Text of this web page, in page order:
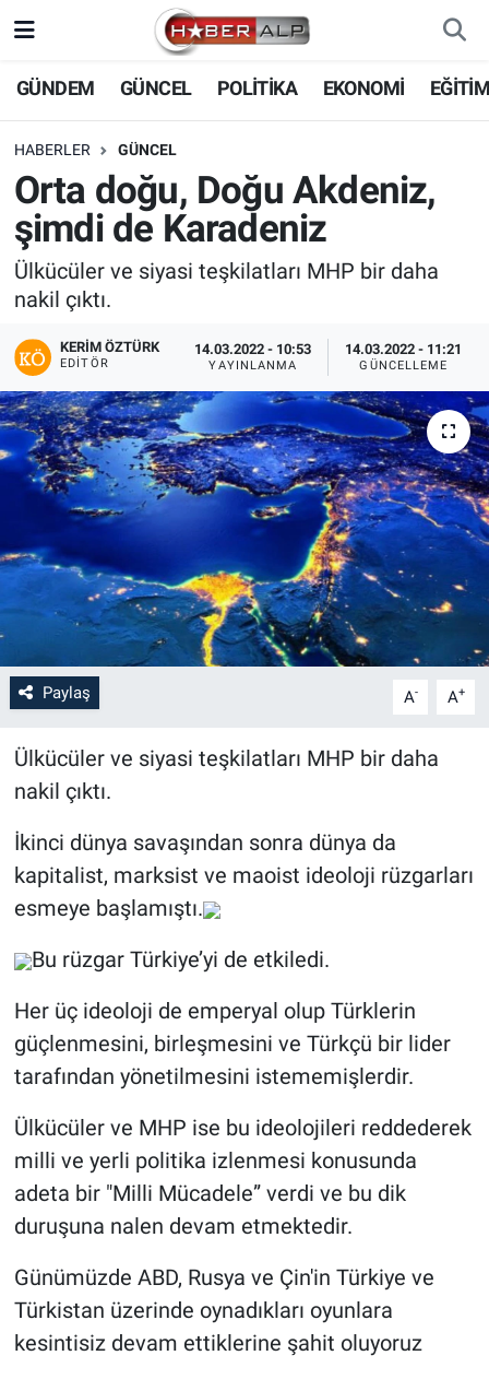
GÜNDEM GÜNCEL POLİTİKA EKONOMİ
HABERLER GÜNCEL
Orta doğu, Doğu Akdeniz,
şimdi de Karadeniz
Ülkücüler ve siyasi teşkilatları MHP bir daha
nakil çıktı.
KERIM ÖZTÜRK
EDITÖR
14.03.2022 - 10:53
YAYINLANMA
14.03.2022 - 11:21
GÜNCELLEME
Paylaş A- A+
Ülkücüler ve siyasi teşkilatları MHP bir daha
nakil çıktı.
İkinci dünya savaşından sonra dünya da
kapitalist, marksist ve maoist ideoloji rüzgarları
esmeye başlamıştı.
Bu rüzgar Türkiye’yi de etkiledi.
Her üç ideoloji de emperyal olup Türklerin
güçlenmesini, birleşmesini ve Türkçü bir lider
tarafından yönetilmesini istememişlerdir.
Ülkücüler ve MHP ise bu ideolojileri reddederek
milli ve yerli politika izlenmesi konusunda
adeta bir "Milli Mücadele” verdi ve bu dik
duruşuna nalen devam etmektedir.
Günümüzde ABD, Rusya ve Çin'in Türkiye ve
Türkistan üzerinde oynadıkları oyunlara
kesintisiz devam ettiklerine şahit oluyoruz
Nöbetçi Eczaneler
Hava Durumu
Trafik Durumu
Tüm Manşetler
Son Dakika Haberleri
Haber Arşivi